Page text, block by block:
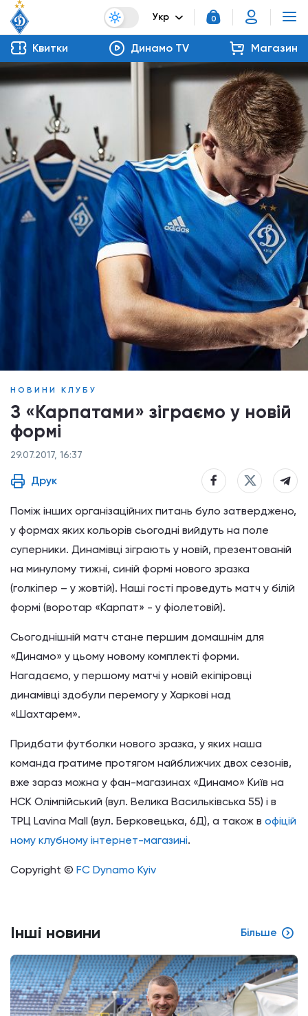
Укр 0
Квитки Динамо TV Магазин
НОВИНИ КЛУБУ
З «Карпатами» зіграємо у новій
формі
29.07.2017, 16:37
Друк
Поміж інших організаційних питань було затверджено,
у формах яких кольорів сьогодні вийдуть на поле
суперники. Динамівці зіграють у новій, презентованій
на минулому тижні, синій формі нового зразка
(голкіпер – у жовтій). Наші гості проведуть матч у білій
формі (воротар «Карпат» - у фіолетовій).
Сьогоднішній матч стане першим домашнім для
«Динамо» у цьому новому комплекті форми.
Нагадаємо, у першому матчі у новій екіпіровці
динамівці здобули перемогу у Харкові над
«Шахтарем».
Придбати футболки нового зразка, у яких наша
команда гратиме протягом найближчих двох сезонів,
вже зараз можна у фан-магазинах «Динамо» Київ на
НСК Олімпійський (вул. Велика Васильківська 55) і в
ТРЦ Lavina Mall (вул. Берковецька, 6Д), а також в офіцій
ному клубному інтернет-магазині.
Copyright © FC Dynamo Kyiv
Інші новини Більше